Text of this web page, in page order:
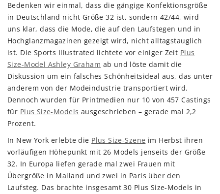
Bedenken wir einmal, dass die gängige Konfektionsgröße
in Deutschland nicht Größe 32 ist, sondern 42/44, wird
uns klar, dass die Mode, die auf den Laufstegen und in
Hochglanzmagazinen gezeigt wird, nicht alltagstauglich
ist. Die Sports Illustrated lichtete vor einiger Zeit Plus
Size-Model Ashley Graham ab und löste damit die
Diskussion um ein falsches Schönheitsideal aus, das unter
anderem von der Modeindustrie transportiert wird.
Dennoch wurden für Printmedien nur 10 von 457 Castings
für Plus Size-Models ausgeschrieben – gerade mal 2,2
Prozent.
In New York erlebte die Plus Size-Szene im Herbst ihren
vorläufigen Höhepunkt mit 26 Models jenseits der Größe
32. In Europa liefen gerade mal zwei Frauen mit
Übergröße in Mailand und zwei in Paris über den
Laufsteg. Das brachte insgesamt 30 Plus Size-Models in